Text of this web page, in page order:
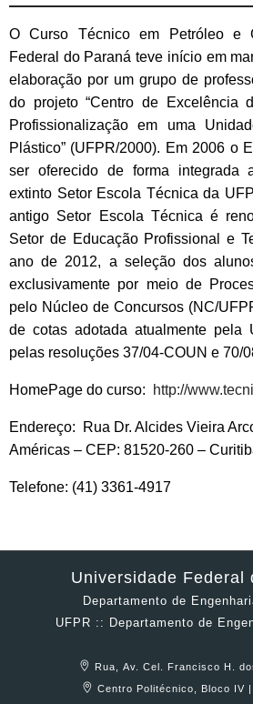
O Curso Técnico em Petróleo e
Federal do Paraná teve início em
elaboração por um grupo de
do projeto “Centro de Excelência
Profissionalização em uma
Plástico” (UFPR/2000). Em 2006 o
ser oferecido de forma integrada
extinto Setor Escola Técnica da
antigo Setor Escola Técnica é
Setor de Educação Profissional e
ano de 2012, a seleção dos
exclusivamente por meio de
pelo Núcleo de Concursos (NC/
de cotas adotada atualmente pela
pelas resoluções 37/04-COUN e 70/
HomePage do curso: http://
Endereço: Rua Dr. Alcides Vieira
Américas – CEP: 81520-260 –
Telefone: (41) 3361-4917
Universidade Federal
Departamento de
UFPR :: Departamento de
Rua, Av. Cel. Francisco H.
Centro Politécnico, Bloco IV